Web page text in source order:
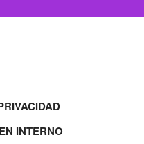
INTERNO